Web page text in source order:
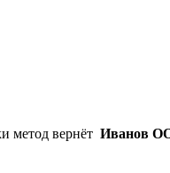
метод вернёт Иванов